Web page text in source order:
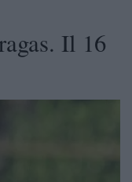
Il 16